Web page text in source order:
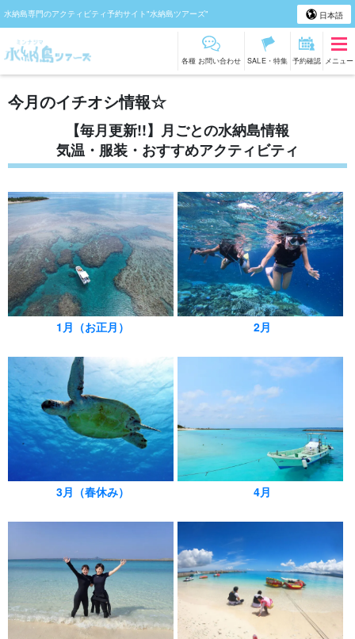
水納島専門のアクティビティ予約サイト"水納島ツアーズ" 日本語
各種 お問い合わせ SALE・特集 予約確認 メニュー
今月のイチオシ情報☆
【毎月更新!!】月ごとの水納島情報
気温・服装・おすすめアクティビティ
1月（お正月）
3月（春休み）
2月
4月